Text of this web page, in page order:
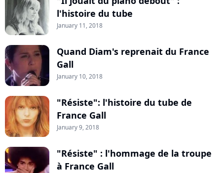
l'histoire du tube
January 11, 2018
Quand Diam's reprenait du France
Gall
January 10, 2018
"Résiste": l'histoire du tube de
France Gall
January 9, 2018
"Résiste" : l'hommage de la troupe
à France Gall